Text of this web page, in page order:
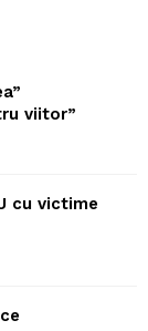
viitor”
cu victime